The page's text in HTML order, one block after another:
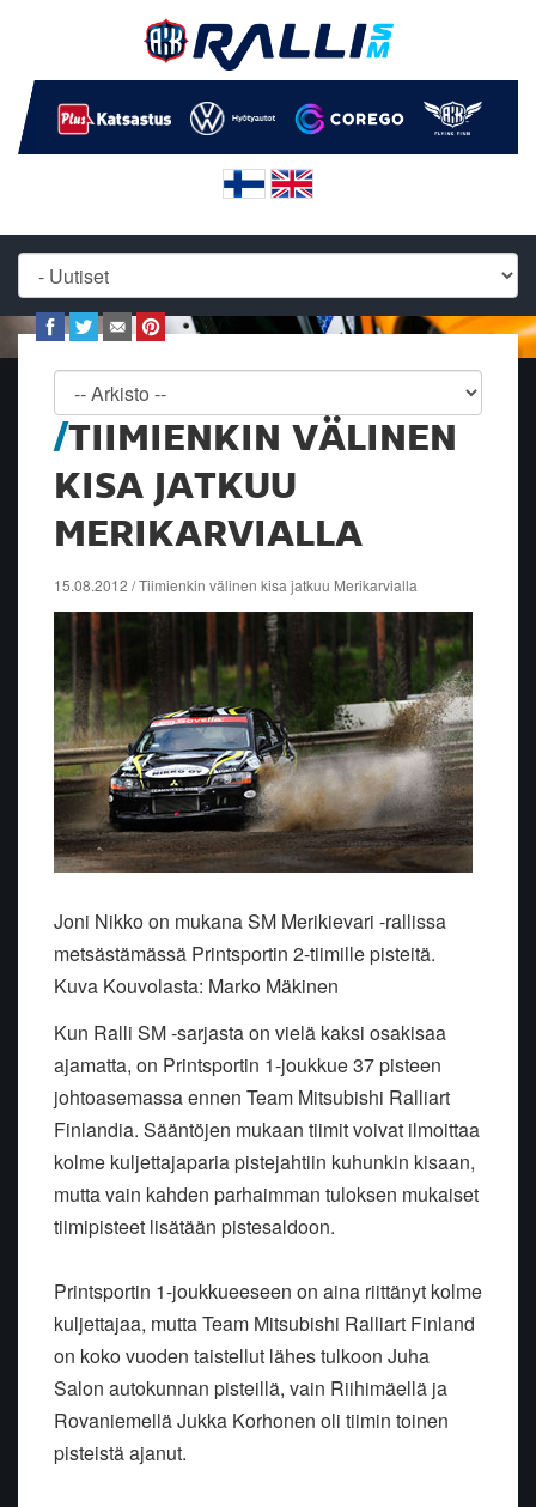
TIIMIENKIN VÄLINEN
KISA JATKUU
MERIKARVIALLA
15.08.2012 / Tiimienkin välinen kisa jatkuu Merikarvialla
Joni Nikko on mukana SM Merikievari -rallissa
metsästämässä Printsportin 2-tiimille pisteitä.
Kuva Kouvolasta: Marko Mäkinen
Kun Ralli SM -sarjasta on vielä kaksi osakisaa
ajamatta, on Printsportin 1-joukkue 37 pisteen
johtoasemassa ennen Team Mitsubishi Ralliart
Finlandia. Sääntöjen mukaan tiimit voivat ilmoittaa
kolme kuljettajaparia pistejahtiin kuhunkin kisaan,
mutta vain kahden parhaimman tuloksen mukaiset
tiimipisteet lisätään pistesaldoon.
Printsportin 1-joukkueeseen on aina riittänyt kolme
kuljettajaa, mutta Team Mitsubishi Ralliart Finland
on koko vuoden taistellut lähes tulkoon Juha
Salon autokunnan pisteillä, vain Riihimäellä ja
Rovaniemellä Jukka Korhonen oli tiimin toinen
pisteistä ajanut.